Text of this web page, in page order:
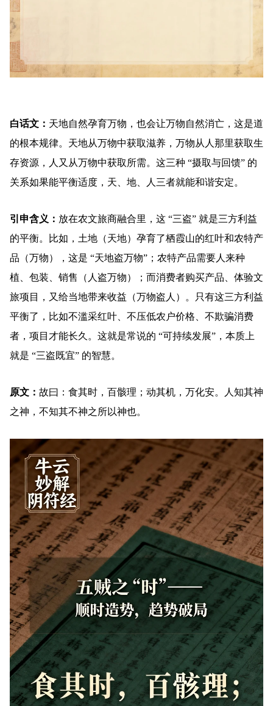
白话文： 天地自然孕育万物，也会让万物自然消亡，这是道
的根本规律。天地从万物中获取滋养，万物从人那里获取生
存资源，人又从万物中获取所需。这三种 “摄取与回馈” 的
关系如果能平衡适度，天、地、人三者就能和谐安定。
引申含义： 放在农文旅商融合里，这 “三盗” 就是三方利益
的平衡。比如，土地（天地）孕育了栖霞山的红叶和农特产
品（万物），这是 “天地盗万物”；农特产品需要人来种
植、包装、销售（人盗万物）；而消费者购买产品、体验文
旅项目，又给当地带来收益（万物盗人）。只有这三方利益
平衡了，比如不滥采红叶、不压低农户价格、不欺骗消费
者，项目才能长久。这就是常说的 “可持续发展”，本质上
就是 “三盗既宜” 的智慧。
原文： 故曰：食其时，百骸理；动其机，万化安。人知其神
之神，不知其不神之所以神也。